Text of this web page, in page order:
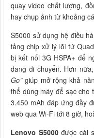
quay video chất lượng,
hay chụp ảnh từ khoảng
S5000 sử dụng hệ điều
tảng chip xử lý lõi tứ
bị kết nối 3G HSPA+ để
đang di chuyển. Hơn
Go"giúp mở rộng khả
thể dùng máy để sạc cho
3.450 mAh đáp ứng đầy
web qua Wi-Fi tới 8 giờ,
Lenovo S5000được cài